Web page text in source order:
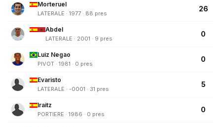
Morteruel
LATERALE · 1977 · 88 pres
26
Abdel
LATERALE · 2001 · 9 pres
0
Luiz Negao
PIVOT · 1981 · 0 pres
0
Evaristo
LATERALE · -0001 · 31 pres
5
Iraitz
PORTIERE · 1986 · 0 pres
0